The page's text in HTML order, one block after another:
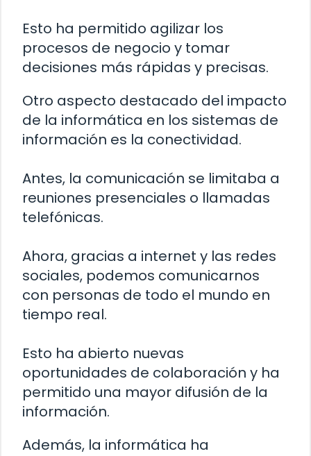
Esto ha permitido agilizar los
procesos de negocio y tomar
decisiones más rápidas y precisas.
Otro aspecto destacado del impacto
de la informática en los sistemas de
información es la conectividad.
Antes, la comunicación se limitaba a
reuniones presenciales o llamadas
telefónicas.
Ahora, gracias a internet y las redes
sociales, podemos comunicarnos
con personas de todo el mundo en
tiempo real.
Esto ha abierto nuevas
oportunidades de colaboración y ha
permitido una mayor difusión de la
información.
Además, la informática ha